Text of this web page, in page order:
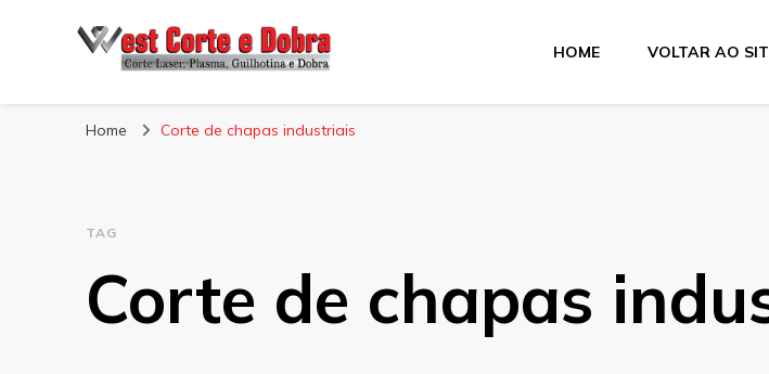
Blog West Corte e Dobra
HOME VOLTAR AO
Home Corte de chapas industriais
TAG
Corte de chapas